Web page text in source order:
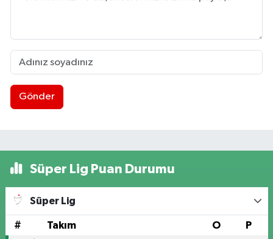
Gönder
Süper Lig Puan Durumu
Süper Lig
# Takım O P